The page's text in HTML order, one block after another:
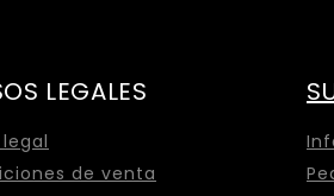
LEGALES
de venta